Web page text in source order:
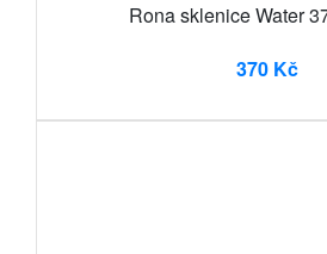
Rona sklenice Water
370 Kč